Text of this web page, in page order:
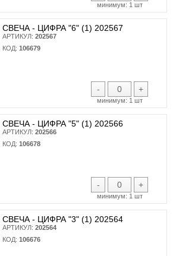
минимум: 1 шт
СВЕЧА - ЦИФРА "6" (1) 202567
АРТИКУЛ: 202567
КОД: 106679
- +
минимум: 1 шт
СВЕЧА - ЦИФРА "5" (1) 202566
АРТИКУЛ: 202566
КОД: 106678
- +
минимум: 1 шт
СВЕЧА - ЦИФРА "3" (1) 202564
АРТИКУЛ: 202564
КОД: 106676